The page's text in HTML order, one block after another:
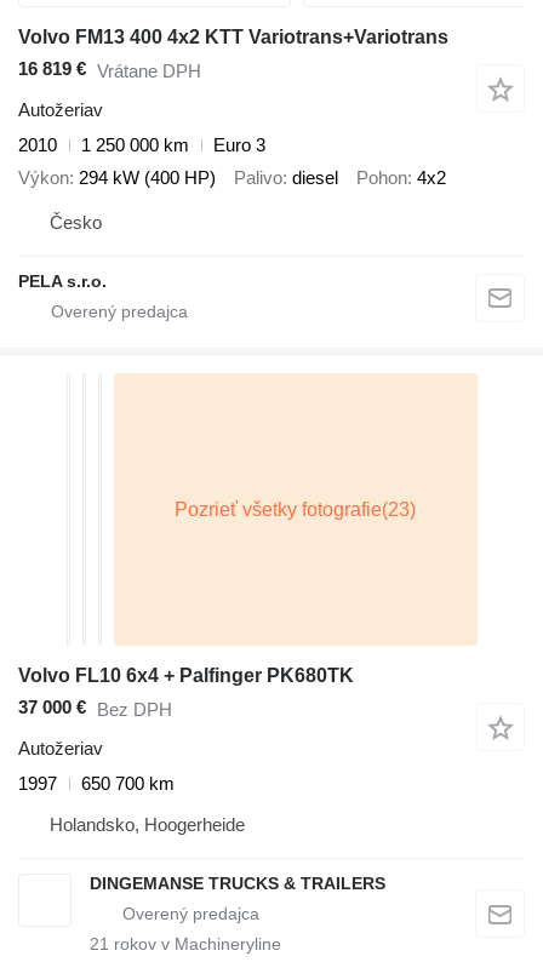
Volvo FM13 400 4x2 KTT Variotrans+Variotrans
16 819 € Vrátane DPH
Autožeriav
2010
1 250 000 km
Euro 3
Výkon 294 kW (400 HP) Palivo diesel Pohon 4x2
Česko
PELA s.r.o.
Volvo FL10 6x4 + Palfinger PK680TK
37 000 € Bez DPH
Autožeriav
1997
650 700 km
Holandsko, Hoogerheide
DINGEMANSE TRUCKS & TRAILERS
21 rokov v Machineryline